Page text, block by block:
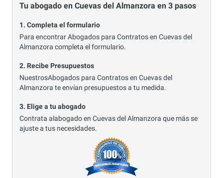
Tu abogado en Cuevas del Almanzora en 3 pasos
1. Completa el formulario
Para encontrar Abogados para Contratos en Cuevas del
Almanzora completa el formulario.
2. Recibe Presupuestos
NuestrosAbogados para Contratos en Cuevas del
Almanzora te envían presupuestos a tu medida.
3. Elige a tu abogado
Contrata alabogado en Cuevas del Almanzora que más se
ajuste a tus necesidades.